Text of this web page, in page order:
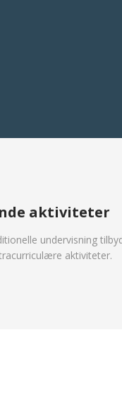
aktiviteter
undervisning
aktiviteter.